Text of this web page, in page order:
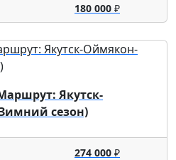
180 000₽
Якутск-
сезон)
274 000₽